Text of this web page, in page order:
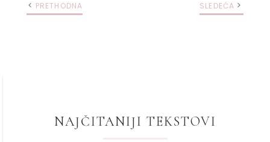
PRETHODNA SLEDEĆA
NAJČITANIJI TEKSTOVI